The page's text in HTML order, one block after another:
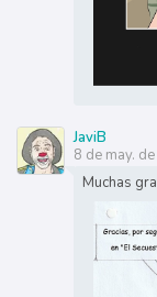
JaviB
8 de may.
Muchas